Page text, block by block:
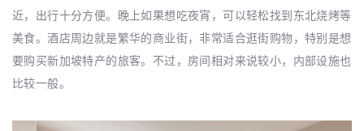
近，出行十分方便。晚上如果想吃夜宵，可以轻松找到东北烧烤等
美食。酒店周边就是繁华的商业街，非常适合逛街购物，特别是想
要购买新加坡特产的旅客。不过，房间相对来说较小，内部设施也
比较一般。